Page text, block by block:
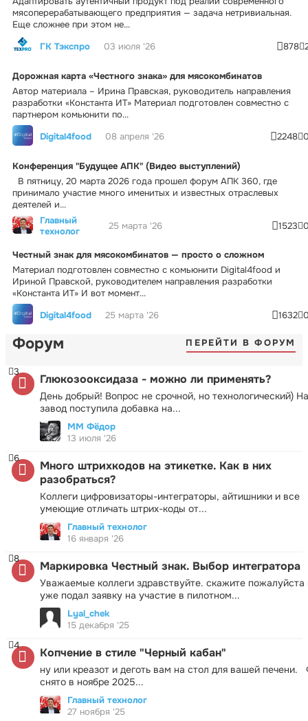
мясоперерабатывающего предприятия — задача нетривиальная.
Еще сложнее при этом не...
ГК Тэкспро
03 июля '26 878
Дорожная карта «Честного знака» для мясокомбинатов
Автор материала – Ирина Правская, руководитель направления
разработки «Константа ИТ» Материал подготовлен совместно с
партнером комьюнити по...
Digital4food
08 апреля '26 2248
Конференция "Будущее АПК" (Видео выступлений)
В пятницу, 20 марта 2026 года прошел форум АПК 360, где
принимало участие много именитых и известных отраслевых
деятелей и...
Главный
технолог
25 марта '26 1523
Честный знак для мясокомбинатов — просто о сложном
Материал подготовлен совместно с комьюнити Digital4food и
Ириной Правской, руководителем направления разработки
«Константа ИТ» И вот момент...
Digital4food
25 марта '26 1632
Форум ПЕРЕЙТИ В ФОРУМ
Глюкозооксидаза - можно ли применять?
День добрый! Вопрос не срочной, но технологический) На
завод поступила добавка на...
3
ММ Фёдор
13 июля '26
Много штрихкодов на этикетке. Как в них
разобраться?
Коллеги цифровизаторы-интеграторы, айтишники и все
умеющие отличать штрих-коды от...
6
Главный технолог
16 января '26
Маркировка Честный знак. Выбор интегратора
Уважаемые коллеги здравствуйте. скажите пожалуйста
уже подал заявку на участие в пилотном...
8
Lyal_chek
15 декабря '25
Копчение в стиле "Черный кабан"
ну или креазот и деготь вам на стол для вашей печени.
снято в ноябре 2025...
4
Главный технолог
27 ноября '25